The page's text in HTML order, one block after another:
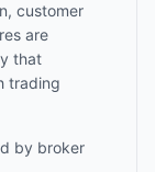
customer
are
that
trading
by broker